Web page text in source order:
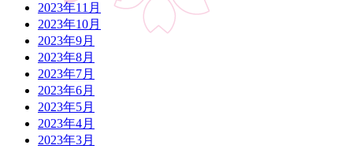
2023年11月
2023年10月
2023年9月
2023年8月
2023年7月
2023年6月
2023年5月
2023年4月
2023年3月